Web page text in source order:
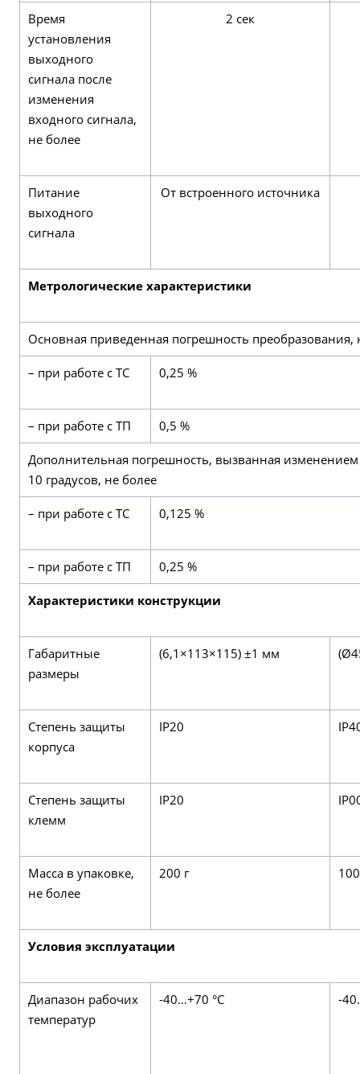
Время
установления
выходного
сигнала после
изменения
входного сигнала,
не более
2 сек
Питание
выходного
сигнала
От встроенного источника
Метрологические характеристики
Основная приведенная погрешность преобразования,
– при работе с ТС 0,25 %
– при работе с ТП 0,5 %
Дополнительная погрешность, вызванная
10 градусов, не более
– при работе с ТС 0,125 %
– при работе с ТП 0,25 %
Характеристики конструкции
Габаритные
размеры
(6,1×113×115) ±1 мм
Степень защиты
корпуса
IP20
Степень защиты
клемм
IP20
Масса в упаковке,
не более
200 г
Условия эксплуатации
Диапазон рабочих
температур
-40…+70 °С -